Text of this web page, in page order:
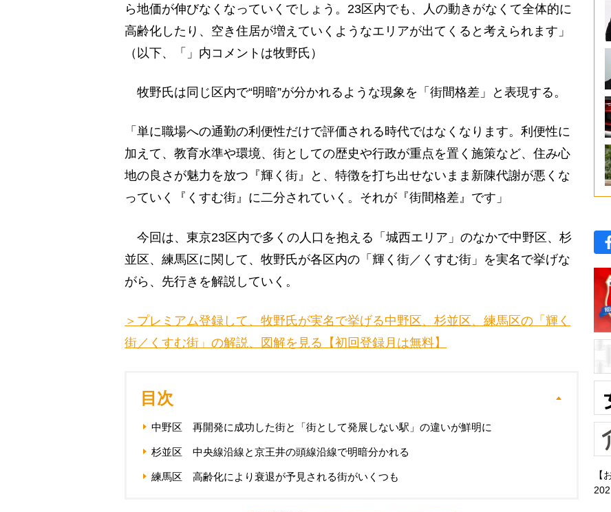
ら地価が伸びなくなっていくでしょう。23区内でも、人の動きがなくて全体的に
高齢化したり、空き住居が増えていくようなエリアが出てくると考えられます」
（以下、「」内コメントは牧野氏）
牧野氏は同じ区内で“明暗”が分かれるような現象を「街間格差」と表現する。
「単に職場への通勤の利便性だけで評価される時代ではなくなります。利便性に
加えて、教育水準や環境、街としての歴史や行政が重点を置く施策など、住み心
地の良さが魅力を放つ『輝く街』と、特徴を打ち出せないまま新陳代謝が悪くな
っていく『くすむ街』に二分されていく。それが『街間格差』です」
今回は、東京23区内で多くの人口を抱える「城西エリア」のなかで中野区、杉
並区、練馬区に関して、牧野氏が各区内の「輝く街／くすむ街」を実名で挙げな
がら、先行きを解説していく。
＞プレミアム登録して、牧野氏が実名で挙げる中野区、杉並区、練馬区の「輝く
街／くすむ街」の解説、図解を見る【初回登録月は無料】
目次
中野区 再開発に成功した街と「街として発展しない駅」の違いが鮮明に
杉並区 中央線沿線と京王井の頭線沿線で明暗分かれる
練馬区 高齢化により衰退が予見される街がいくつも
【